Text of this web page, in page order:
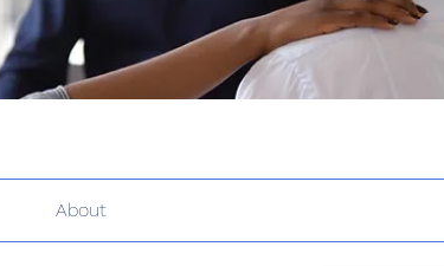
About